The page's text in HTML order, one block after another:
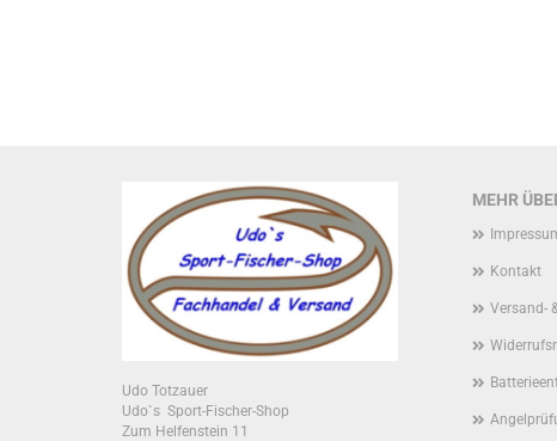
MEHR
Kontakt
Versand-
Udo Totzauer
Udo`s Sport-Fischer-Shop
Zum Helfenstein 11